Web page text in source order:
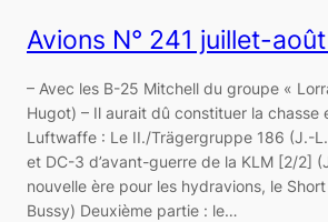
Avions N° 241 juillet-
– Avec les B-25 Mitchell du groupe «
Hugot) – Il aurait dû constituer la chasse
Luftwaffe : Le II./Trägergruppe 186 (J.-
et DC-3 d’avant-guerre de la KLM [2/2]
nouvelle ère pour les hydravions, le
Bussy) Deuxième partie : le…